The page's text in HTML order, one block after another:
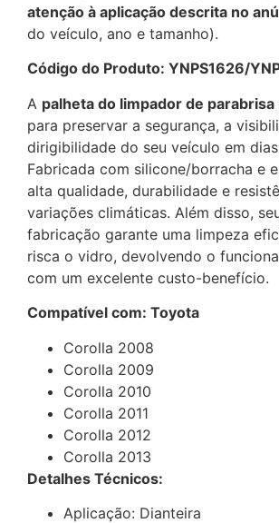
atenção à aplicação descrita no
do veículo, ano e tamanho).
Código do Produto: YNPS1626/
A palheta do limpador de parabrisa
para preservar a segurança, a
dirigibilidade do seu veículo em
Fabricada com silicone/borracha e
alta qualidade, durabilidade e
variações climáticas. Além disso,
fabricação garante uma limpeza
risca o vidro, devolvendo o
com um excelente custo-benefício.
Compatível com: Toyota
Corolla 2008
Corolla 2009
Corolla 2010
Corolla 2011
Corolla 2012
Corolla 2013
Detalhes Técnicos:
Aplicação: Dianteira